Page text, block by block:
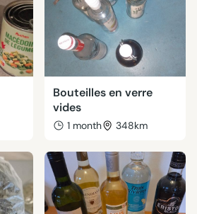
Bouteilles en verre
vides
1 month 348km